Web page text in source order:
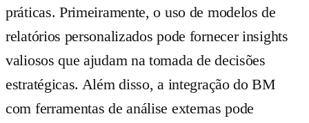
práticas. Primeiramente, o uso de modelos de
relatórios personalizados pode fornecer insights
valiosos que ajudam na tomada de decisões
estratégicas. Além disso, a integração do BM
com ferramentas de análise externas pode